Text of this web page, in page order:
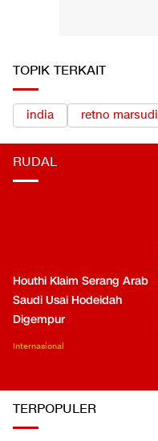
TOPIK TERKAIT
india retno marsudi
RUDAL
Houthi Klaim Serang Arab
Saudi Usai Hodeidah
Digempur
Internasional
TERPOPULER